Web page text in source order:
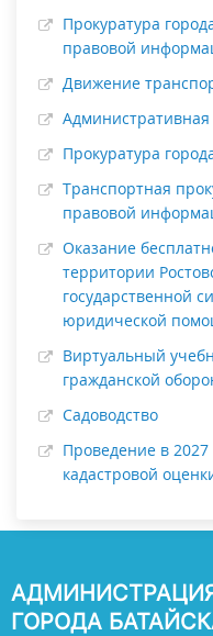
Прокуратура
правовой
Движение
Административная
Прокуратура
Транспортная
правовой
Оказание
территории
государственной
юридической
Виртуальный
гражданской
Садоводство
Проведение в 2027
кадастровой
ГОРОДА